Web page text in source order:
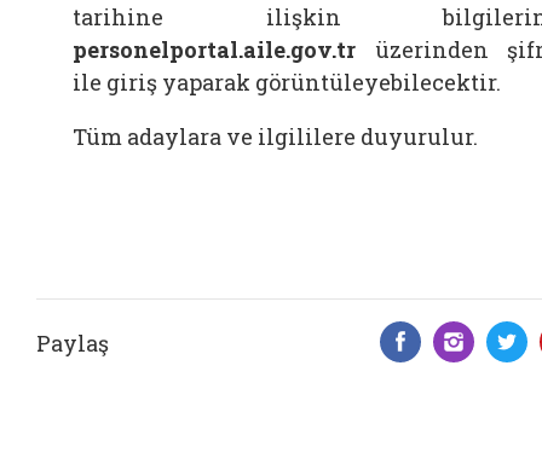
tarihine ilişkin
personelportal.aile.gov.tr üzerinden
ile giriş yaparak görüntüleyebilecektir.
Tüm adaylara ve ilgililere duyurulur.
Paylaş